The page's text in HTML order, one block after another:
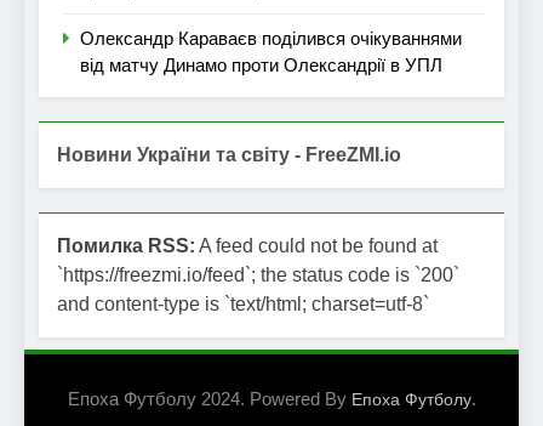
Олександр Караваєв поділився очікуваннями
від матчу Динамо проти Олександрії в УПЛ
Новини України та світу - FreeZMI.io
Помилка RSS: A feed could not be found at
`https://freezmi.io/feed`; the status code is `200`
and content-type is `text/html; charset=utf-8`
Епоха Футболу 2024. Powered By Епоха Футболу.